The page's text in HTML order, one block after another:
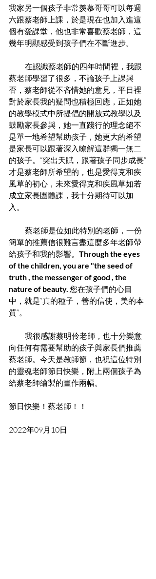
我家另一個孩子非常羡慕哥哥可以每週
六跟蔡老師上課，於是現在也加入進這
個有愛課堂，他也非常喜歡蔡老師，這
幾年明顯感受到孩子們在不斷進步。
蔡老師學習了很多，不論孩子上課與
否，蔡老師從不吝惜她的意見，平日裡
對於家長我的疑問也積極回應，正如她
的教學模式中所提倡的開放式教學以及
鼓勵家長參與，她一直踐行的理念絕不
是單一地希望幫助孩子，她更大的希望
是家長可以跟著深入瞭解這群獨一無二
的孩子。“突出天賦，跟著孩子同步成長”
才是蔡老師所希望的，也是愛得克和疾
風草的初心，未來愛得克和疾風草如若
成立家長團體課，我十分期待可以加
入。
簡單的推薦信很難言盡這麼多年老師帶
給孩子和我的影響。 Through the eyes
of the children, you are "the seed of
truth , the messenger of good , the
nature of beauty. 您在孩子們的心目
中，就是“真的種子，善的信使，美的本
質”。
向任何有需要幫助的孩子與家長們推薦
蔡老師。今天是教師節，也祝這位特別
的靈魂老師節日快樂，附上兩個孩子為
給蔡老師繪製的畫作兩幅。
節日快樂！蔡老師！！
2022年09月10日